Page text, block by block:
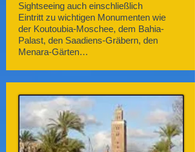
Sightseeing auch einschließlich
Eintritt zu wichtigen Monumenten wie
der Koutoubia-Moschee, dem Bahia-
Palast, den Saadiens-Gräbern, den
Menara-Gärten…